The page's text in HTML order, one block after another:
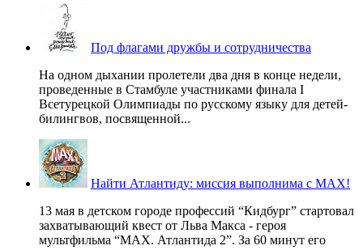
Под флагами дружбы и сотрудничества
На одном дыхании пролетели два дня в конце недели,
проведенные в Стамбуле участниками финала I
Всетурецкой Олимпиады по русскому языку для детей-
билингвов, посвященной...
Найти Атлантиду: миссия выполнима с MAX!
13 мая в детском городе профессий “Кидбург” стартовал
захватывающий квест от Льва Макса - героя
мультфильма “MAX. Атлантида 2”. За 60 минут его